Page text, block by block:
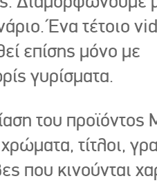
Ένα τέτοιο
επίσης μόνο με
γυρίσματα.
του προϊόντος
τίτλοι,
που κινούνται